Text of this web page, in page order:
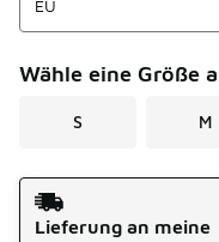
Wähle eine Größe
S M
Versandart
Lieferung an meine